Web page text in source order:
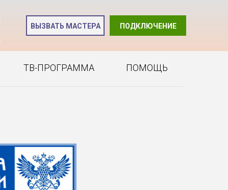
ПОДКЛЮЧЕНИЕ
ВЫЗВАТЬ МАСТЕРА
ТВ-ПРОГРАММА ПОМОЩЬ